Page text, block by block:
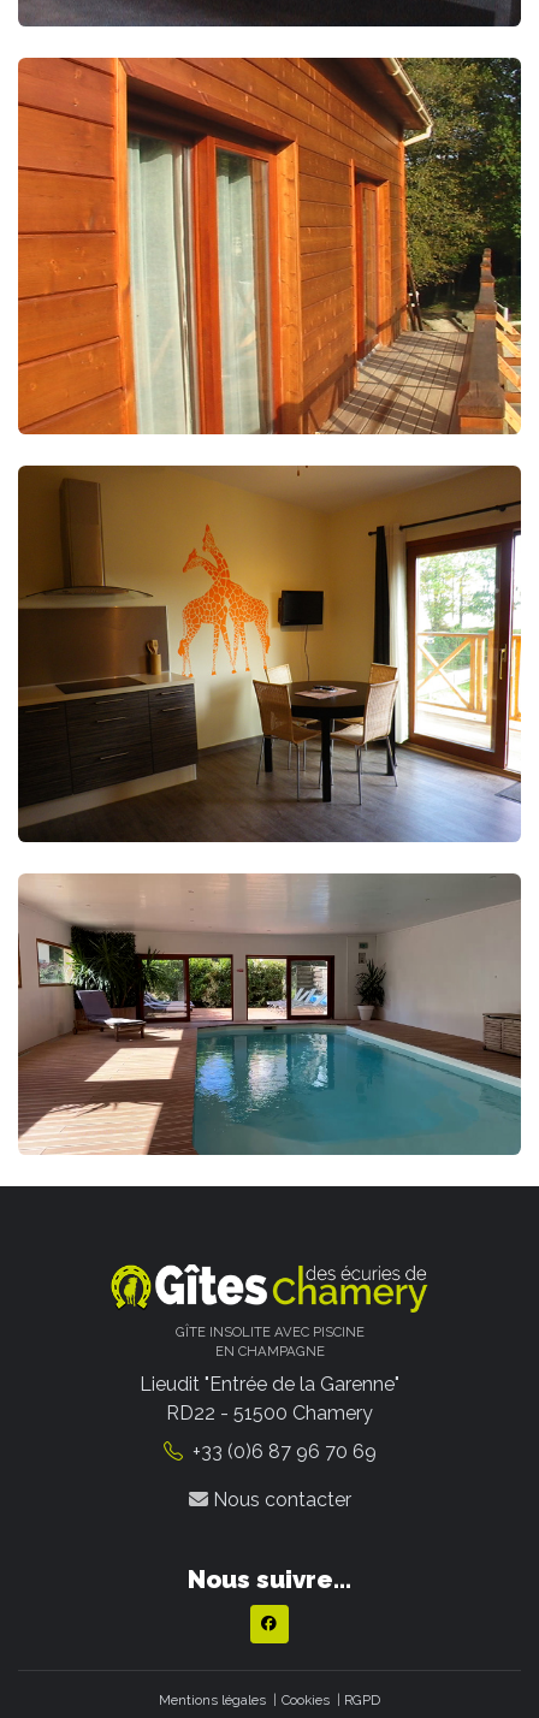
GÎTE INSOLITE AVEC PISCINE
EN CHAMPAGNE
Lieudit "Entrée de la Garenne"
RD22 - 51500 Chamery
+33 (0)6 87 96 70 69
Nous contacter
Nous suivre...
Mentions légales Cookies RGPD